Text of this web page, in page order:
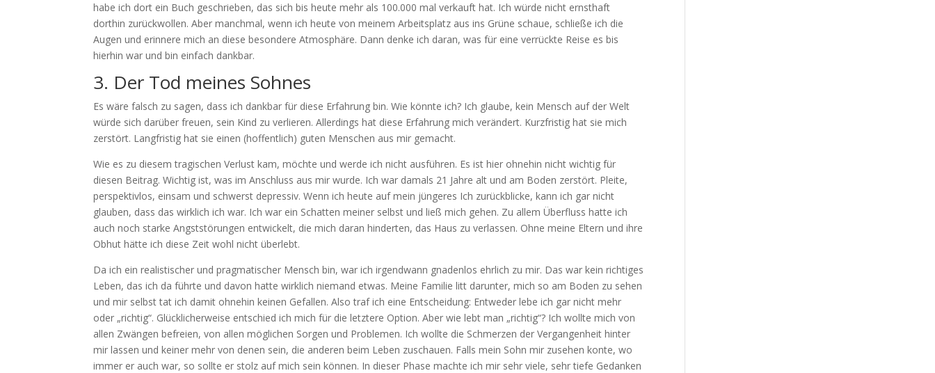
habe ich dort ein Buch geschrieben, das sich bis heute mehr als 100.000 mal verkauft hat. Ich würde nicht ernsthaft
dorthin zurückwollen. Aber manchmal, wenn ich heute von meinem Arbeitsplatz aus ins Grüne schaue, schließe ich die
Augen und erinnere mich an diese besondere Atmosphäre. Dann denke ich daran, was für eine verrückte Reise es bis
hierhin war und bin einfach dankbar.
3. Der Tod meines Sohnes
Es wäre falsch zu sagen, dass ich dankbar für diese Erfahrung bin. Wie könnte ich? Ich glaube, kein Mensch auf der Welt
würde sich darüber freuen, sein Kind zu verlieren. Allerdings hat diese Erfahrung mich verändert. Kurzfristig hat sie mich
zerstört. Langfristig hat sie einen (hoffentlich) guten Menschen aus mir gemacht.
Wie es zu diesem tragischen Verlust kam, möchte und werde ich nicht ausführen. Es ist hier ohnehin nicht wichtig für
diesen Beitrag. Wichtig ist, was im Anschluss aus mir wurde. Ich war damals 21 Jahre alt und am Boden zerstört. Pleite,
perspektivlos, einsam und schwerst depressiv. Wenn ich heute auf mein jüngeres Ich zurückblicke, kann ich gar nicht
glauben, dass das wirklich ich war. Ich war ein Schatten meiner selbst und ließ mich gehen. Zu allem Überfluss hatte ich
auch noch starke Angststörungen entwickelt, die mich daran hinderten, das Haus zu verlassen. Ohne meine Eltern und ihre
Obhut hätte ich diese Zeit wohl nicht überlebt.
Da ich ein realistischer und pragmatischer Mensch bin, war ich irgendwann gnadenlos ehrlich zu mir. Das war kein richtiges
Leben, das ich da führte und davon hatte wirklich niemand etwas. Meine Familie litt darunter, mich so am Boden zu sehen
und mir selbst tat ich damit ohnehin keinen Gefallen. Also traf ich eine Entscheidung: Entweder lebe ich gar nicht mehr
oder „richtig“. Glücklicherweise entschied ich mich für die letztere Option. Aber wie lebt man „richtig“? Ich wollte mich von
allen Zwängen befreien, von allen möglichen Sorgen und Problemen. Ich wollte die Schmerzen der Vergangenheit hinter
mir lassen und keiner mehr von denen sein, die anderen beim Leben zuschauen. Falls mein Sohn mir zusehen konte, wo
immer er auch war, so sollte er stolz auf mich sein können. In dieser Phase machte ich mir sehr viele, sehr tiefe Gedanken